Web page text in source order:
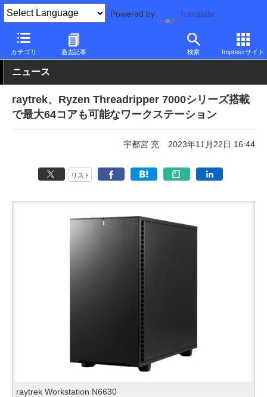
Powered by Translate
カテゴリ 過去記事 検索 Impressサイト
PC Watch パソコン/タブレット/スマートフォン デスクトップパ
ニュース
raytrek、Ryzen Threadripper 7000シリーズ搭載
で最大64コアも可能なワークステーション
宇都宮 充 2023年11月22日 16:44
リスト
raytrek Workstation N6630